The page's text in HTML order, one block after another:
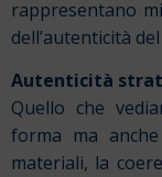
rappresentano
dell’autenticità
Autenticità
Quello che
forma ma
materiali, la